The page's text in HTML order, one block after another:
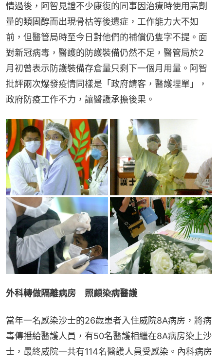
情過後，阿智見證不少康復的同事因治療時使用高劑
量的類固醇而出現骨枯等後遺症，工作能力大不如
前，但醫管局時至今日對他們的補償仍隻字不提。面
對新冠病毒，醫護的防護裝備仍然不足，醫管局於2
月初曾表示防護裝備存倉量只剩下一個月用量。阿智
批評兩次爆發疫情同樣是「政府請客，醫護埋單」，
政府防疫工作不力，讓醫護承擔後果。
外科轉做隔離病房　照顧染病醫護
當年一名感染沙士的26歲患者入住威院8A病房，將病
毒傳播給醫護人員，有50名醫護相繼在8A病房染上沙
士，最終威院一共有114名醫護人員受感染。內科病房